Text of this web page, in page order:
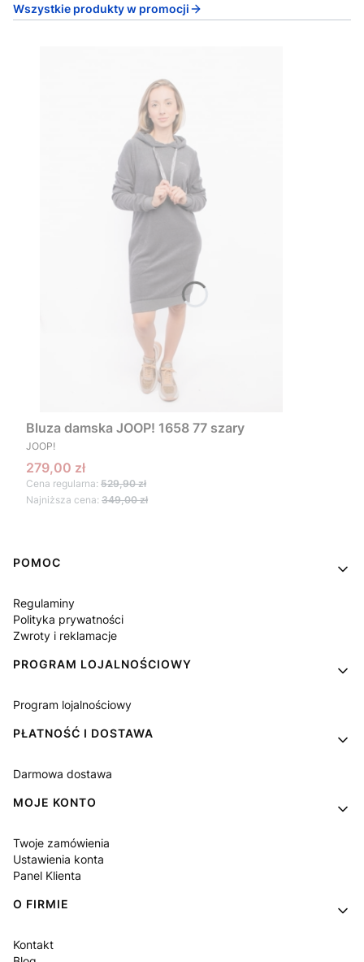
Wszystkie produkty w promocji
Bluza damska JOOP! 1658 77 szary
PRODUCENT
JOOP!
Cena promocyjna
279,00 zł
Cena regularna: 529,90 zł
Najniższa cena: 349,00 zł
Linki w stopce
POMOC
Regulaminy
Polityka prywatności
Zwroty i reklamacje
PROGRAM LOJALNOŚCIOWY
Program lojalnościowy
PŁATNOŚĆ I DOSTAWA
Darmowa dostawa
MOJE KONTO
Twoje zamówienia
Ustawienia konta
Panel Klienta
O FIRMIE
Kontakt